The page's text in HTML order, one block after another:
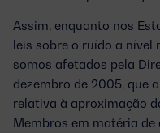
Assim, enquanto nos
leis sobre o ruído a nível
somos afetados pela
dezembro de 2005, que
relativa à aproximação
Membros em matéria